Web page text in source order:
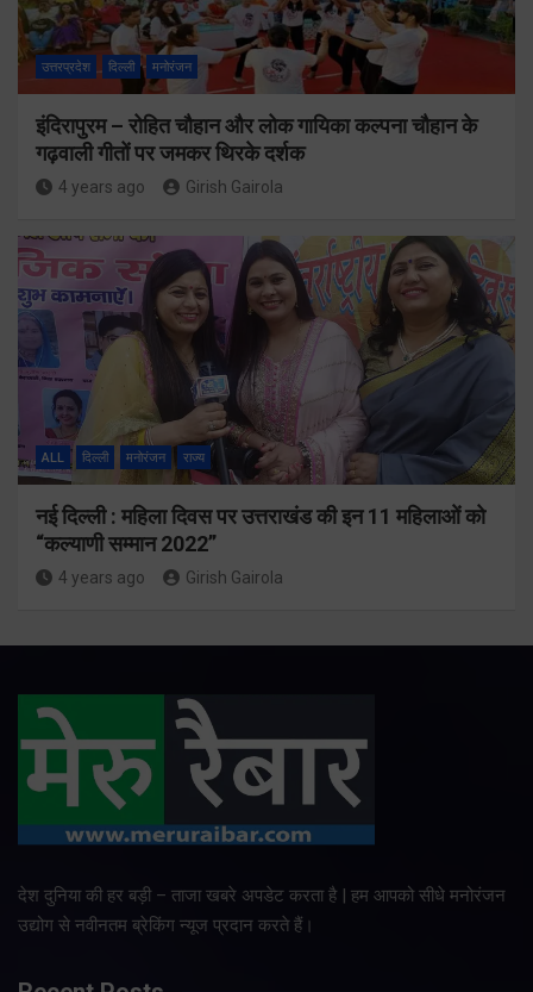
उत्तरप्रदेश दिल्ली मनोरंजन
इंदिरापुरम – रोहित चौहान और लोक गायिका कल्पना चौहान के
गढ़वाली गीतों पर जमकर थिरके दर्शक
4 years ago Girish Gairola
ALL दिल्ली मनोरंजन राज्य
नई दिल्ली : महिला दिवस पर उत्तराखंड की इन 11 महिलाओं को
“कल्याणी सम्मान 2022”
4 years ago Girish Gairola
देश दुनिया की हर बड़ी – ताजा खबरे अपडेट करता है | हम आपको सीधे मनोरंजन
उद्योग से नवीनतम ब्रेकिंग न्यूज प्रदान करते हैं।